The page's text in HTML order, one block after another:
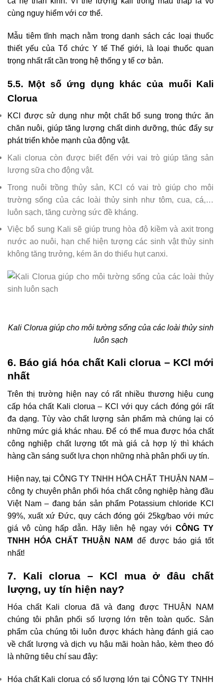
cùng nguy hiểm với cơ thể.
Mẫu tiêm tĩnh mạch nằm trong danh sách các loại thuốc
thiết yếu của Tổ chức Y tế Thế giới, là loại thuốc quan
trọng nhất rất cần trong hệ thống y tế cơ bản.
5.5. Một số ứng dụng khác của muối Kali
Clorua
KCl được sử dụng như một chất bổ sung trong thức ăn
chăn nuôi, giúp tăng lượng chất dinh dưỡng, thúc đẩy sự
phát triển khỏe mạnh của động vật.
Kali clorua còn được biết đến với vai trò giúp tăng sản
lượng sữa cho động vật.
Trong nuôi trồng thủy sản, KCl có vai trò giúp cho môi
trường sống của các loài thủy sinh như tôm, cua, cá,…
luôn sạch, tăng cường sức đề kháng.
Việc bổ sung Kali sẽ giúp trung hòa độ kiềm và axit trong
nước ao nuôi, hạn chế hiện tượng các sinh vật thủy sinh
không tăng trưởng, kém ăn do thiếu hụt canxi.
Kali Clorua giúp cho môi tường sống của các loài thủy sinh
luôn sạch
6. Báo giá hóa chất Kali clorua – KCl mới
nhất
Trên thị trường hiện nay có rất nhiều thương hiệu cung
cấp hóa chất Kali clorua – KCl với quy cách đóng gói rất
đa dạng. Tùy vào chất lượng sản phẩm mà chúng lại có
những mức giá khác nhau. Để có thể mua được hóa chất
công nghiệp chất lượng tốt mà giá cả hợp lý thì khách
hàng cần sáng suốt lựa chọn những nhà phân phối uy tín.
Hiện nay, tại CÔNG TY TNHH HÓA CHẤT THUẬN NAM –
công ty chuyên phân phối hóa chất công nghiệp hàng đầu
Việt Nam – đang bán sản phẩm Potassium chloride KCl
99%, xuất xứ Đức, quy cách đóng gói 25kg/bao với mức
giá vô cùng hấp dẫn. Hãy liên hệ ngay vớiCÔNG TY
TNHH HÓA CHẤT THUẬN NAM
để được báo giá tốt
nhất!
7. Kali clorua – KCl mua ở đâu chất
lượng, uy tín hiện nay?
Hóa chất Kali clorua đã và đang được THUẬN NAM
chúng tôi phân phối số lượng lớn trên toàn quốc. Sản
phẩm của chúng tôi luôn được khách hàng đánh giá cao
về chất lượng và dịch vụ hậu mãi hoàn hảo, kèm theo đó
là những tiêu chí sau đây:
Hóa chất Kali clorua có số lượng lớn tại CÔNG TY TNHH